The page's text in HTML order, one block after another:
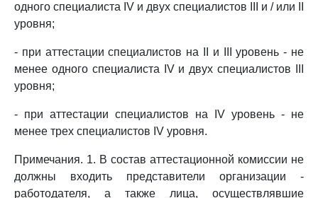
одного специалиста IV и двух специалистов III и / или II
уровня;
- при аттестации специалистов на II и III уровень - не
менее одного специалиста IV и двух специалистов III
уровня;
- при аттестации специалистов на IV уровень - не
менее трех специалистов IV уровня.
Примечания. 1. В состав аттестационной комиссии не
должны входить представители организации -
работодателя, а также лица, осуществлявшие